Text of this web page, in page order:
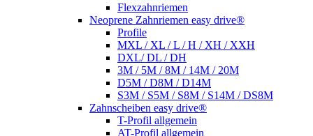
Flexzahnriemen
Neoprene Zahnriemen easy drive®
Profile
MXL / XL / L / H / XH / XXH
DXL/ DL / DH
3M / 5M / 8M / 14M / 20M
D5M / D8M / D14M
S3M / S5M / S8M / S14M / DS8M
Zahnscheiben easy drive®
T-Profil allgemein
AT-Profil allgemein